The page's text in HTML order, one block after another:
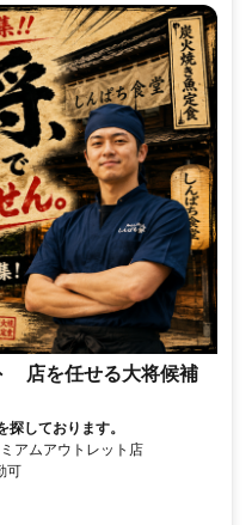
店を任せる大将候補
しております。
アムアウトレット店
可